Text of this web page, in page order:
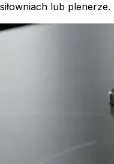
siłowniach lub plenerze.